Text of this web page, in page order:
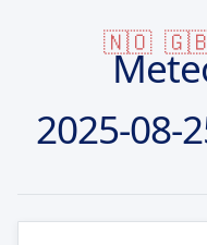
🇳🇴
2025-08-